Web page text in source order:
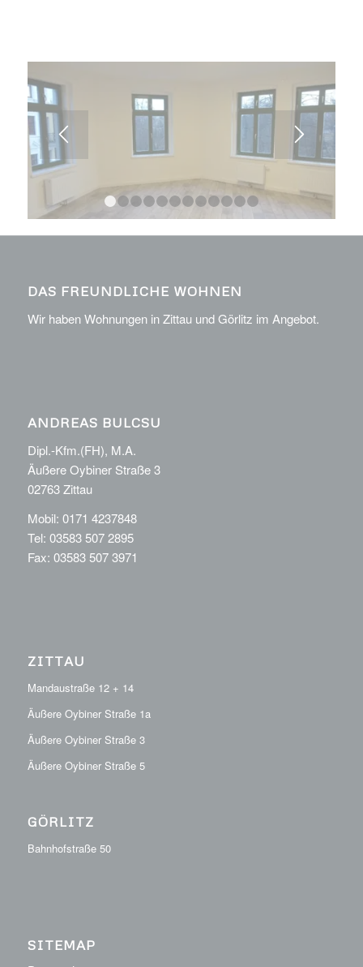
1 2 3 4 5 6 9 1011
DAS FREUNDLICHE WOHNEN
Wir haben Wohnungen in Zittau und Görlitz im Angebot.
ANDREAS BULCSU
Dipl.-Kfm.(FH), M.A.
Äußere Oybiner Straße 3
02763 Zittau
Mobil: 0171 4237848
Tel: 03583 507 2895
Fax: 03583 507 3971
ZITTAU
Mandaustraße 12 + 14
Äußere Oybiner Straße 1a
Äußere Oybiner Straße 3
Äußere Oybiner Straße 5
GÖRLITZ
Bahnhofstraße 50
SITEMAP